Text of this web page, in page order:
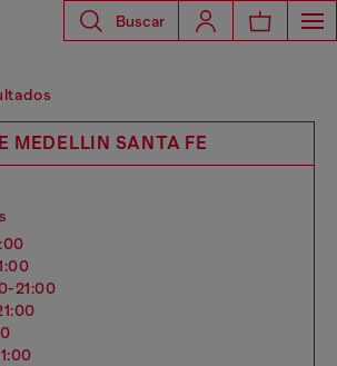
Buscar
MEDELLIN SANTA FE
21:00